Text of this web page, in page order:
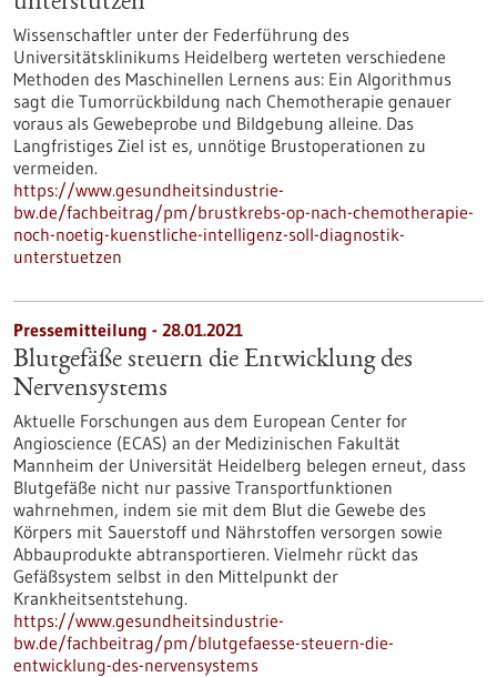
Wissenschaftler unter der Federführung des
Universitätsklinikums Heidelberg werteten verschiedene
Methoden des Maschinellen Lernens aus: Ein Algorithmus
sagt die Tumorrückbildung nach Chemotherapie genauer
voraus als Gewebeprobe und Bildgebung alleine. Das
Langfristiges Ziel ist es, unnötige Brustoperationen zu
vermeiden.
https://www.gesundheitsindustrie-
bw.de/fachbeitrag/pm/brustkrebs-op-nach-chemotherapie-
noch-noetig-kuenstliche-intelligenz-soll-diagnostik-
unterstuetzen
Pressemitteilung - 28.01.2021
Blutgefäße steuern die Entwicklung des
Nervensystems
Aktuelle Forschungen aus dem European Center for
Angioscience (ECAS) an der Medizinischen Fakultät
Mannheim der Universität Heidelberg belegen erneut, dass
Blutgefäße nicht nur passive Transportfunktionen
wahrnehmen, indem sie mit dem Blut die Gewebe des
Körpers mit Sauerstoff und Nährstoffen versorgen sowie
Abbauprodukte abtransportieren. Vielmehr rückt das
Gefäßsystem selbst in den Mittelpunkt der
Krankheitsentstehung.
https://www.gesundheitsindustrie-
bw.de/fachbeitrag/pm/blutgefaesse-steuern-die-
entwicklung-des-nervensystems